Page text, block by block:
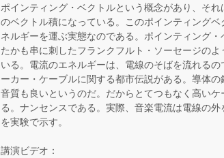
ポインティング・ベクトルという概念があり、それ
のベクトル積になっている。このポインティングベ
ネルギーを運ぶ実態なのである。ポインティング・
たかも串に刺したフランクフルト・ソーセージのよ
いる。電流のエネルギーは、電線のそばを流れるの
ーカー・ケーブルに関する都市伝説がある。導体の
音質も良いというのだ。だからとてつもなく高いケ
る。ナンセンスである。実際、音楽電流は電線の外
を実験で示す。
講演ビデオ：